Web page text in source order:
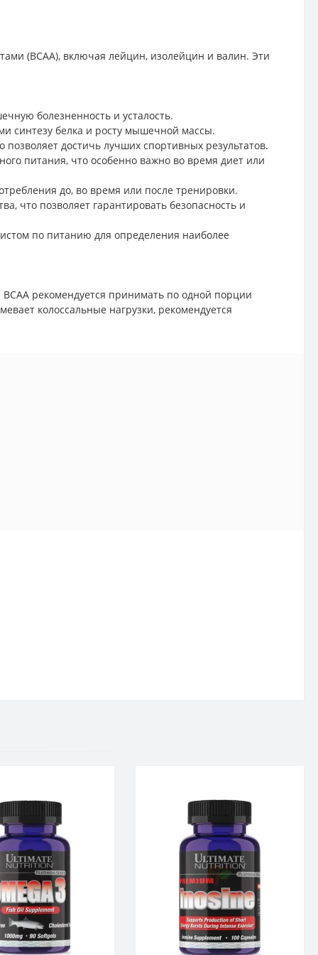
(BCAA), включая лейцин, изолейцин и валин. Эти
болезненность и усталость.
синтезу белка и росту мышечной массы.
достичь лучших спортивных результатов.
питания, что особенно важно во время диет или
до, во время или после тренировки.
что позволяет гарантировать безопасность и
по питанию для определения наиболее
рекомендуется принимать по одной порции
колоссальные нагрузки, рекомендуется